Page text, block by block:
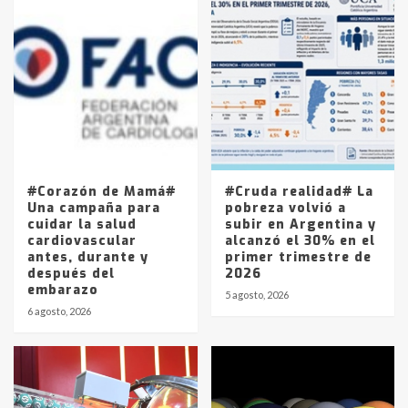
4
Accidente en Ruta 5: falleció un
joven de Trenque Lauquen
Los precios de los combustibles en
La Pampa, desde YPF hasta Axion
entre 857 a 1338 pesos
#Corazón de Mamá#
Una campaña para
cuidar la salud
cardiovascular
antes, durante y
después del
embarazo
6 agosto, 2026
#Cruda realidad# La
pobreza volvió a
subir en Argentina y
alcanzó el 30% en el
primer trimestre de
2026
5 agosto, 2026